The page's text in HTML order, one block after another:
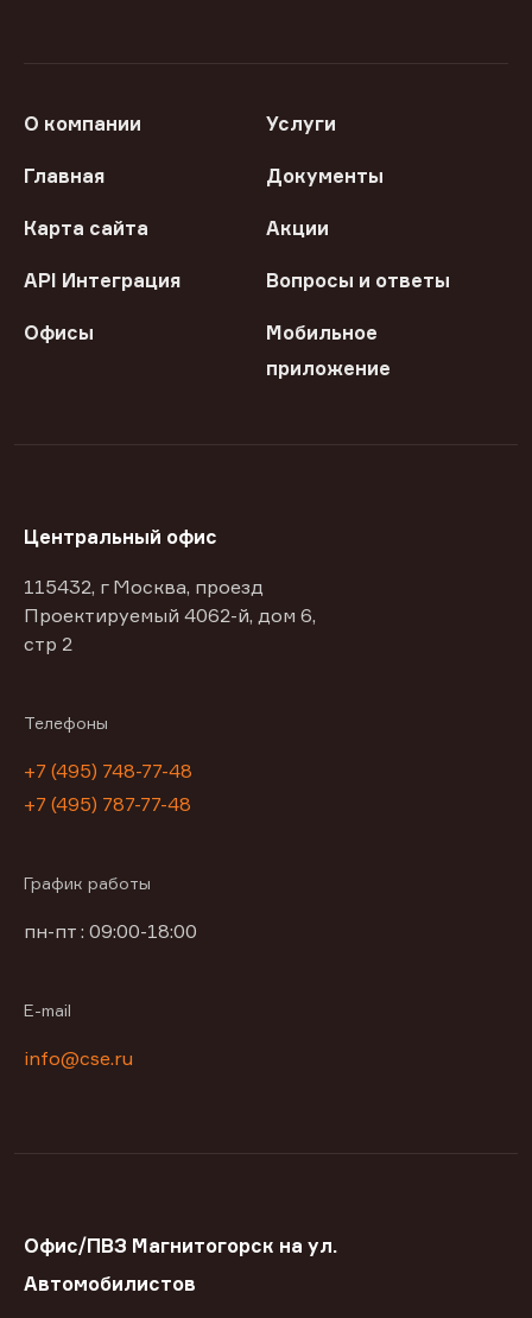
О компании Услуги
Главная Документы
Карта сайта Акции
API Интеграция Вопросы и ответы
Офисы
Мобильное
приложение
Центральный офис
115432, г Москва, проезд
Проектируемый 4062-й, дом 6,
стр 2
Телефоны
+7 (495) 748-77-48
+7 (495) 787-77-48
График работы
пн-пт : 09:00-18:00
E-mail
info@cse.ru
Офис/ПВЗ Магнитогорск на ул.
Автомобилистов